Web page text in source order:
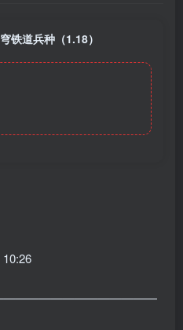
铁道兵种（1.18）